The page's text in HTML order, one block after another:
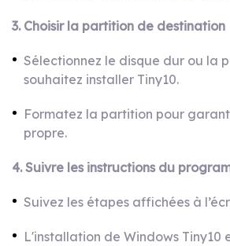
3. Choisir la partition de destination
Sélectionnez le disque dur ou la
souhaitez installer Tiny10.
Formatez la partition pour
propre.
4. Suivre les instructions du
Suivez les étapes affichées à
L'installation de Windows Tiny10